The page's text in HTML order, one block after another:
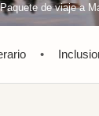
Paquete de viaje a
•